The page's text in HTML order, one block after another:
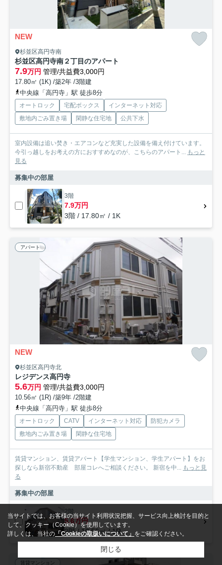
NEW
杉並区高円寺南
杉並区高円寺南２丁目のアパート
7.9万円 管理/共益費3,000円
17.80㎡ (1K) /築2年 /3階建
中央線「高円寺」駅 徒歩8分
オートロック 宅配ボックス
インターネット対応
敷地内ごみ置き場
閑静な住宅地 公共下水
室内設備は追い焚き・エアコンなど充実した設備を備え付けています。
今引っ越しをお考えの方におすすめなのが、こちらのアパート...
もっと
見る
募集中の部屋
3階
7.9万円
3階 / 17.80㎡ / 1K
アパート
NEW
杉並区高円寺北
レジデンス高円寺
5.6万円 管理/共益費3,000円
10.56㎡ (1R) /築9年 /2階建
中央線「高円寺」駅 徒歩8分
オートロック CATV インターネット対応
防犯カメラ
敷地内ごみ置き場
閑静な住宅地
賃貸マンション、賃貸アパート【学生マンション、学生アパート】をお
探しなら新宿不動産 部屋コレへご相談ください。 新宿を中...
もっと見
る
募集中の部屋
2階
5.6万円
2階 / 10.56㎡ / 1R
賃貸マンション
当サイトでは、お客様の当サイト利用状況把握、サービス向上検討を目的と
して、クッキー（Cookie）を使用しています。
詳しくは、当社の 「Cookieの取扱いについて」 をご確認ください。
閉じる